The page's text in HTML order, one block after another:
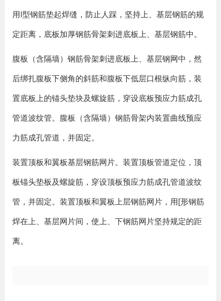
用I型钢筋垫起焊缝，防止人踩，坚持上、基层钢筋的规
定距离，底板加厚钢筋骨架刺进底板上、基层钢筋中。
腹板（含隔墙）钢筋骨架刺进底板上、基层钢网中，然
后绑扎腹板下侧角的斜筋和腹板下低层口根纵向筋，装
置底板上的锚头垫块及螺旋筋，穿设底板预应力筋成孔
管道波纹管。腹板（含隔墙）钢筋骨架内装置曲线预应
力筋成孔管道，并固定。
装置顶板和翼板基层钢筋网片。装置顶板管道定位，顶
板锚头垫板及螺旋筋，穿设顶板预应力筋成孔管道波纹
管，并固定。装置顶板和翼板上层钢筋网片，用[形钢筋
焊在上、基层网片间，使上、下钢筋网片坚持规定的距
离。